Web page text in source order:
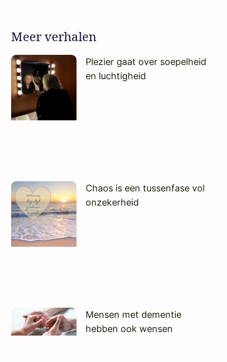
Meer verhalen
Plezier gaat over soepelheid
en luchtigheid
Chaos is een tussenfase vol
onzekerheid
Mensen met dementie
hebben ook wensen